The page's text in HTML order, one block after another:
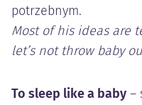
potrzebnym.
Most of his ideas are
let’s not throw baby
To sleep like a baby –